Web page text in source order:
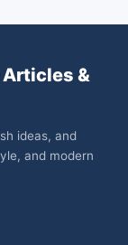
&
ideas, and
and modern